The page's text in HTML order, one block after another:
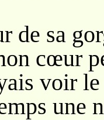
sa
cœur
voir le
une